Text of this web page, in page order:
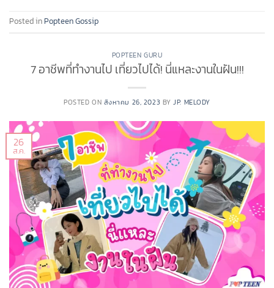
Posted in Popteen Gossip
POPTEEN GURU
7 อาชีพที่ทำงานไป เที่ยวไปได้! นี่แหละงานในฝัน!!!
POSTED ON สิงหาคม 26, 2023 BYJP. MELODY
26
ส.ค.